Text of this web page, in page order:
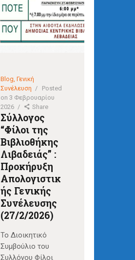
Blog,Γενική
Συνέλευση
Posted
on3 Φεβρουαρίου
2026
Share
Σύλλογος
“Φίλοι της
Βιβλιοθήκης
Λιβαδειάς” :
Προκήρυξη
Απολογιστικ
ής Γενικής
Συνέλευσης
(27/2/2026)
Το Διοικητικό
Συμβούλιο του
Συλλόγου Φίλοι